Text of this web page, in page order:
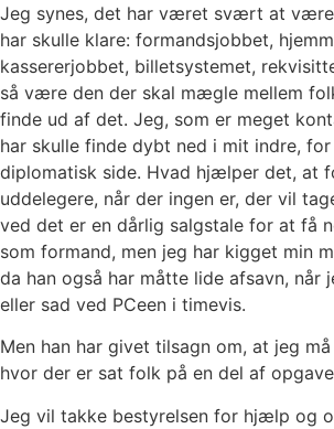
Jeg synes, det har været svært at
har skulle klare: formandsjobbet,
kassererjobbet, billetsystemet,
så være den der skal mægle mellem
finde ud af det. Jeg, som er meget
har skulle finde dybt ned i mit indre,
diplomatisk side. Hvad hjælper det, at
uddelegere, når der ingen er, der vil
ved det er en dårlig salgstale for at få
som formand, men jeg har kigget min
da han også har måtte lide afsavn, når
eller sad ved PCeen i timevis.
Men han har givet tilsagn om, at jeg
hvor der er sat folk på en del af
Jeg vil takke bestyrelsen for hjælp og